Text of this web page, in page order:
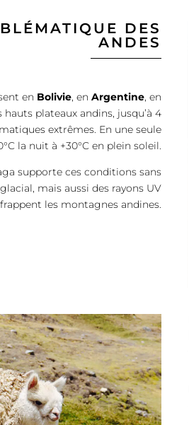
DES
ANDES
en Bolivie, en Argentine, en
plateaux andins, jusqu’à 4
extrêmes. En une seule
la nuit à +30°C en plein soleil.
supporte ces conditions sans
mais aussi des rayons UV
les montagnes andines.